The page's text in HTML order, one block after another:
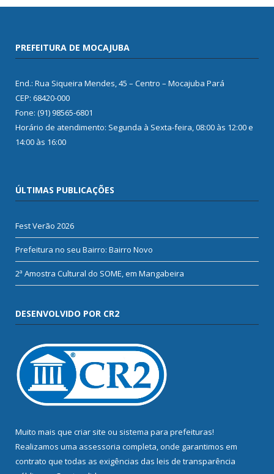
PREFEITURA DE MOCAJUBA
End.: Rua Siqueira Mendes, 45 – Centro – Mocajuba Pará
CEP: 68420-000
Fone: (91) 98565-6801
Horário de atendimento: Segunda à Sexta-feira, 08:00 às 12:00 e
14:00 às 16:00
ÚLTIMAS PUBLICAÇÕES
Fest Verão 2026
Prefeitura no seu Bairro: Bairro Novo
2ª Amostra Cultural do SOME, em Mangabeira
DESENVOLVIDO POR CR2
Muito mais que criar site ou sistema para prefeituras!
Realizamos uma assessoria completa, onde garantimos em
contrato que todas as exigências das leis de transparência